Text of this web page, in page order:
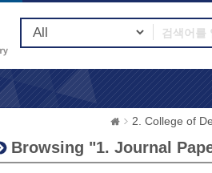
2. College of
Browsing "1. Journal